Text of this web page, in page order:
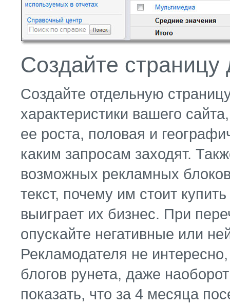
Создайте
Создайте отдельную
характеристики вашего
ее роста, половая и
каким запросам заходят.
возможных рекламных
текст, почему им стоит
выиграет их бизнес. При
опускайте негативные или
Рекламодателя не
блогов рунета, даже
показать, что за 4 месяца